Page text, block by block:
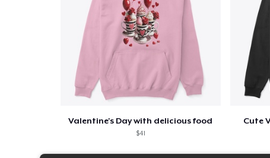
Valentine's Day with delicious food
$41
Cute